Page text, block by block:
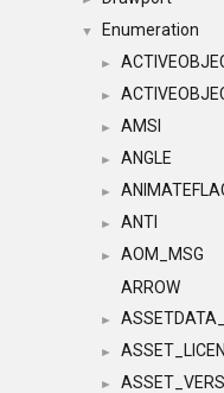
▼ Enumeration
►
►
► AMSI
► ANGLE
►
► ANTI
►
AOM_MSG
ARROW
►
►
►